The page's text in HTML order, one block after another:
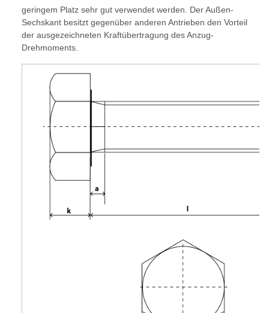
geringem Platz sehr gut verwendet werden. Der Außen-
Sechskant besitzt gegenüber anderen Antrieben den Vorteil
der ausgezeichneten Kraftübertragung des Anzug-
Drehmoments.